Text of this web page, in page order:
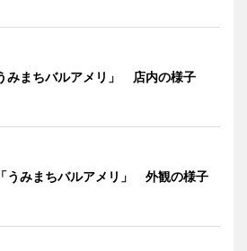
みまちバルアメリ」 店内の様子
うみまちバルアメリ」 外観の様子